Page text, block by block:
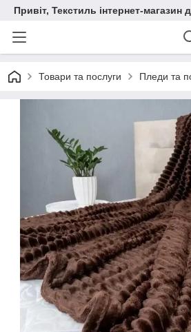
Привіт, Текстиль інтернет-
Товари та послуги Пледи та